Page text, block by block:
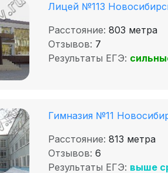
Лицей №113
Расстояние: 803 метра
Отзывов: 7
Результаты ЕГЭ:
Гимназия №11
Расстояние: 813 метра
Отзывов: 6
Результаты ЕГЭ: выше